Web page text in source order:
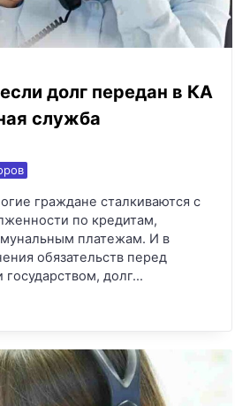
долг передан в КА
служба
граждане сталкиваются с
по кредитам,
платежам. И в
обязательств перед
государством, долг…